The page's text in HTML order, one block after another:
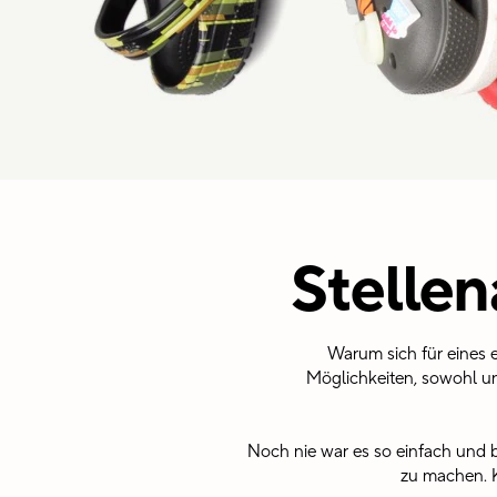
Warum sich für eines
Möglichkeiten, sowohl
Noch nie war es so einfach und
zu machen.